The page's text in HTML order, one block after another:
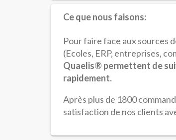
Ce que nous faisons:
Pour faire face aux sources
(Ecoles, ERP, entreprises,
Quaelis® permettent de
rapidement.
Après plus de 1800
satisfaction de nos clients